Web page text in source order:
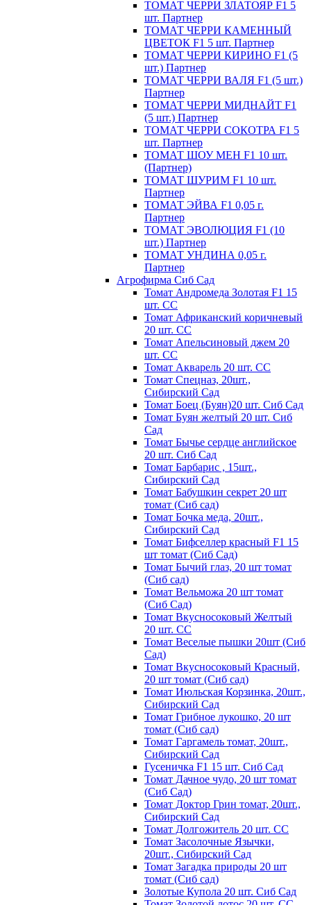
ТОМАТ ЧЕРРИ ЗЛАТОЯР F1 5
шт. Партнер
ТОМАТ ЧЕРРИ КАМЕННЫЙ
ЦВЕТОК F1 5 шт. Партнер
ТОМАТ ЧЕРРИ КИРИНО F1 (5
шт.) Партнер
ТОМАТ ЧЕРРИ ВАЛЯ F1 (5 шт.)
Партнер
ТОМАТ ЧЕРРИ МИДНАЙТ F1
(5 шт.) Партнер
ТОМАТ ЧЕРРИ СОКОТРА F1 5
шт. Партнер
ТОМАТ ШОУ МЕН F1 10 шт.
(Партнер)
ТОМАТ ШУРИМ F1 10 шт.
Партнер
ТОМАТ ЭЙВА F1 0,05 г.
Партнер
ТОМАТ ЭВОЛЮЦИЯ F1 (10
шт.) Партнер
ТОМАТ УНДИНА 0,05 г.
Партнер
Агрофирма Сиб Сад
Томат Андромеда Золотая F1 15
шт. СС
Томат Африканский коричневый
20 шт. СС
Томат Апельсиновый джем 20
шт. СС
Томат Акварель 20 шт. СС
Томат Спецназ, 20шт.,
Сибирский Сад
Томат Боец (Буян)20 шт. Сиб Сад
Томат Бyян жeлтый 20 шт. Сиб
Сaд
Томат Бычьe cepдцe aнглийcкoe
20 шт. Сиб Сaд
Томат Барбарис , 15шт.,
Сибирский Сад
Томат Бабушкин секрет 20 шт
томат (Сиб сад)
Томат Бочка меда, 20шт.,
Сибирский Сад
Томат Бифселлер красный F1 15
шт томат (Сиб Сад)
Томат Бычий глаз, 20 шт томат
(Сиб сад)
Томат Вельможа 20 шт томат
(Сиб Сад)
Томат Вкусносоковый Желтый
20 шт. СС
Томат Веселые пышки 20шт (Сиб
Сад)
Томат Вкусносоковый Красный,
20 шт томат (Сиб сад)
Томат Июльская Корзинка, 20шт.,
Сибирский Сад
Томат Грибное лукошко, 20 шт
томат (Сиб сад)
Томат Гаргамель томат, 20шт.,
Сибирский Сад
Гусеничка F1 15 шт. Сиб Сад
Томат Дачное чудо, 20 шт томат
(Сиб Сад)
Томат Доктор Грин томат, 20шт.,
Сибирский Сад
Томат Долгожитель 20 шт. СС
Томат Засолочные Язычки,
20шт., Сибирский Сад
Томат Загадка природы 20 шт
томат (Сиб сад)
Золотые Купола 20 шт. Сиб Сад